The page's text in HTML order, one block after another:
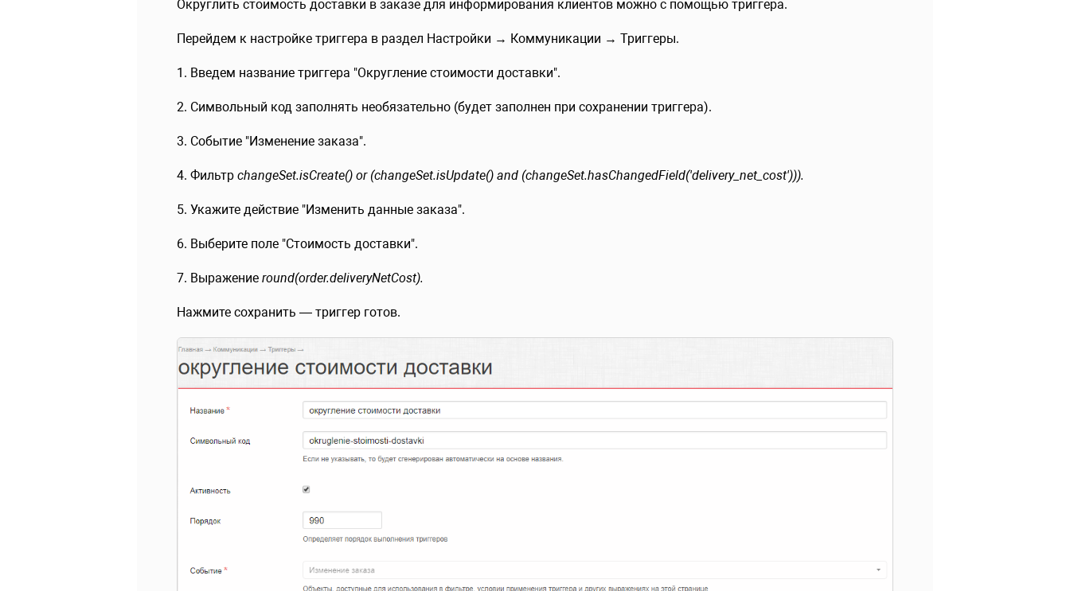
Округлить стоимость доставки в заказе для информирования клиентов можно с помощью триггера.
Перейдем к настройке триггера в раздел Настройки → Коммуникации → Триггеры.
1. Введем название триггера "Округление стоимости доставки".
2. Символьный код заполнять необязательно (будет заполнен при сохранении триггера).
3. Событие "Изменение заказа".
4. Фильтр changeSet.isCreate() or (changeSet.isUpdate() and (changeSet.hasChangedField('delivery_net_cost'))).
5. Укажите действие "Изменить данные заказа".
6. Выберите поле "Стоимость доставки".
7. Выражение round(order.deliveryNetCost).
Нажмите сохранить — триггер готов.